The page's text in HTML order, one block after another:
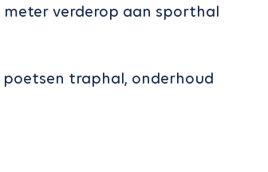
meter verderop aan sporthal
poetsen traphal, onderhoud